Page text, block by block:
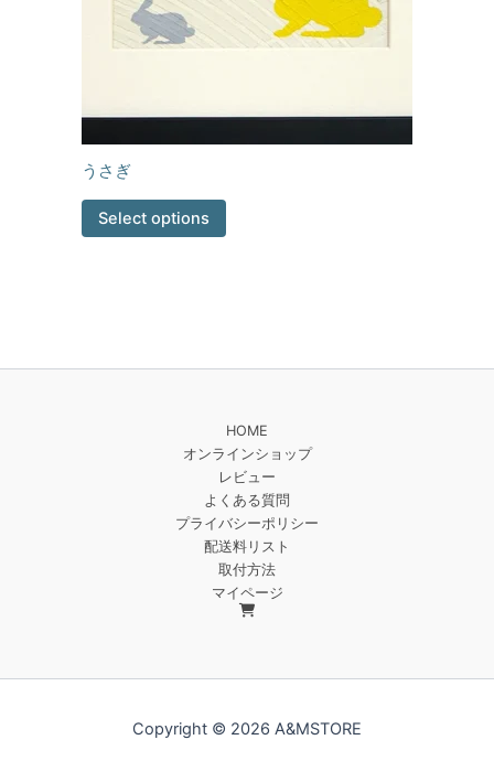
うさぎ
Select options
HOME
オンラインショップ
レビュー
よくある質問
プライバシーポリシー
配送料リスト
取付方法
マイページ
Copyright © 2026 A&MSTORE